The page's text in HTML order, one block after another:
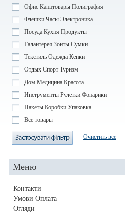
Офис Канцтовары Полиграфия
Флешки Часы Электроника
Посуда Кухня Продукты
Галантерея Зонты Сумки
Текстиль Одежда Кепки
Отдых Спорт Туризм
Дом Медицина Красота
Инструменты Рулетки Фонарики
Пакеты Коробки Упаковка
Все товары
Очистить все
Меню
Контакти
Умови Оплата
Огляди